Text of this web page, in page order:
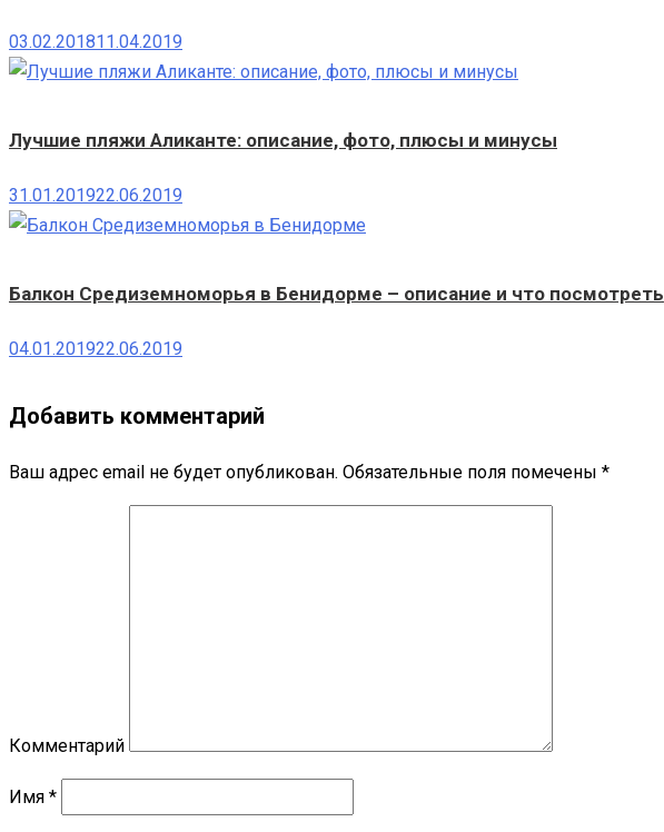
03.02.201811.04.2019
Лучшие пляжи Аликанте: описание, фото, плюсы и минусы
31.01.201922.06.2019
Балкон Средиземноморья в Бенидорме – описание и что посмотреть
04.01.201922.06.2019
Добавить комментарий
Ваш адрес email не будет опубликован. Обязательные поля помечены *
Комментарий
Имя *